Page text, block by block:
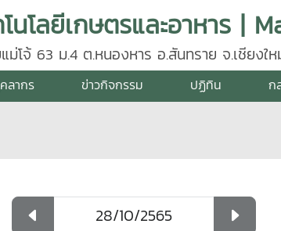
โจ้ 63 ม.4 ต.หนองหาร อ.สันทราย จ.เชียงใ
ลากร ข่าวกิจกรรม ปฏิทิน ก